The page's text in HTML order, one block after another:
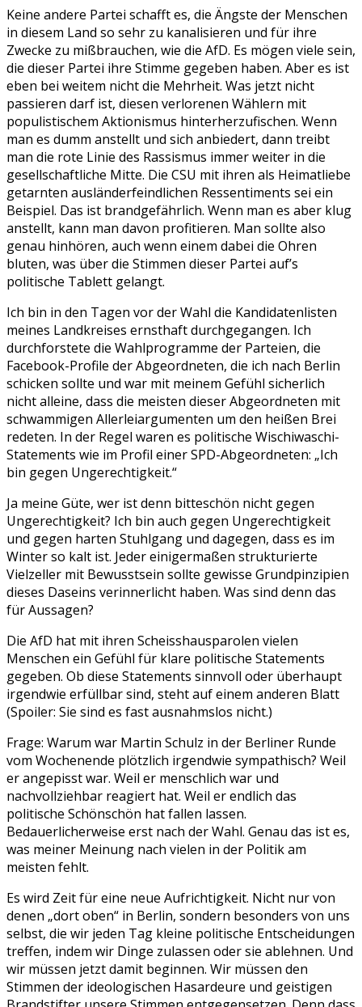
Keine andere Partei schafft es, die Ängste der Menschen
in diesem Land so sehr zu kanalisieren und für ihre
Zwecke zu mißbrauchen, wie die AfD. Es mögen viele sein,
die dieser Partei ihre Stimme gegeben haben. Aber es ist
eben bei weitem nicht die Mehrheit. Was jetzt nicht
passieren darf ist, diesen verlorenen Wählern mit
populistischem Aktionismus hinterherzufischen. Wenn
man es dumm anstellt und sich anbiedert, dann treibt
man die rote Linie des Rassismus immer weiter in die
gesellschaftliche Mitte. Die CSU mit ihren als Heimatliebe
getarnten ausländerfeindlichen Ressentiments sei ein
Beispiel. Das ist brandgefährlich. Wenn man es aber klug
anstellt, kann man davon profitieren. Man sollte also
genau hinhören, auch wenn einem dabei die Ohren
bluten, was über die Stimmen dieser Partei auf’s
politische Tablett gelangt.
Ich bin in den Tagen vor der Wahl die Kandidatenlisten
meines Landkreises ernsthaft durchgegangen. Ich
durchforstete die Wahlprogramme der Parteien, die
Facebook-Profile der Abgeordneten, die ich nach Berlin
schicken sollte und war mit meinem Gefühl sicherlich
nicht alleine, dass die meisten dieser Abgeordneten mit
schwammigen Allerleiargumenten um den heißen Brei
redeten. In der Regel waren es politische Wischiwaschi-
Statements wie im Profil einer SPD-Abgeordneten: „Ich
bin gegen Ungerechtigkeit.“
Ja meine Güte, wer ist denn bitteschön nicht gegen
Ungerechtigkeit? Ich bin auch gegen Ungerechtigkeit
und gegen harten Stuhlgang und dagegen, dass es im
Winter so kalt ist. Jeder einigermaßen strukturierte
Vielzeller mit Bewusstsein sollte gewisse Grundpinzipien
dieses Daseins verinnerlicht haben. Was sind denn das
für Aussagen?
Die AfD hat mit ihren Scheisshausparolen vielen
Menschen ein Gefühl für klare politische Statements
gegeben. Ob diese Statements sinnvoll oder überhaupt
irgendwie erfüllbar sind, steht auf einem anderen Blatt
(Spoiler: Sie sind es fast ausnahmslos nicht.)
Frage: Warum war Martin Schulz in der Berliner Runde
vom Wochenende plötzlich irgendwie sympathisch? Weil
er angepisst war. Weil er menschlich war und
nachvollziehbar reagiert hat. Weil er endlich das
politische Schönschön hat fallen lassen.
Bedauerlicherweise erst nach der Wahl. Genau das ist es,
was meiner Meinung nach vielen in der Politik am
meisten fehlt.
Es wird Zeit für eine neue Aufrichtigkeit. Nicht nur von
denen „dort oben“ in Berlin, sondern besonders von uns
selbst, die wir jeden Tag kleine politische Entscheidungen
treffen, indem wir Dinge zulassen oder sie ablehnen. Und
wir müssen jetzt damit beginnen. Wir müssen den
Stimmen der ideologischen Hasardeure und geistigen